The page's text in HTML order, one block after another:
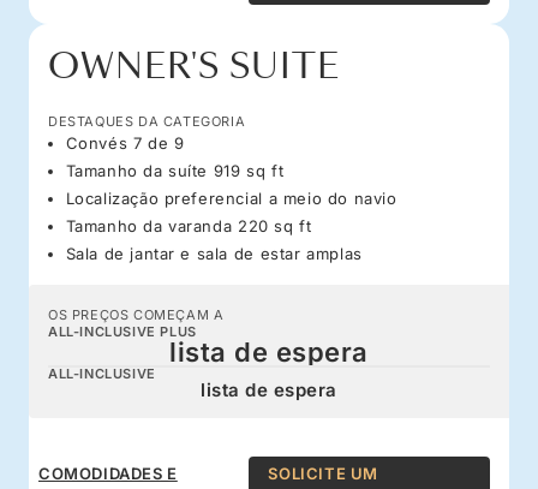
OWNER'S SUITE
DESTAQUES DA CATEGORIA
Convés 7 de 9
Tamanho da suíte 919 sq ft
Localização preferencial a meio do navio
Tamanho da varanda 220 sq ft
Sala de jantar e sala de estar amplas
OS PREÇOS COMEÇAM A
ALL-INCLUSIVE PLUS
lista de espera
ALL-INCLUSIVE
lista de espera
COMODIDADES E
SOLICITE UM